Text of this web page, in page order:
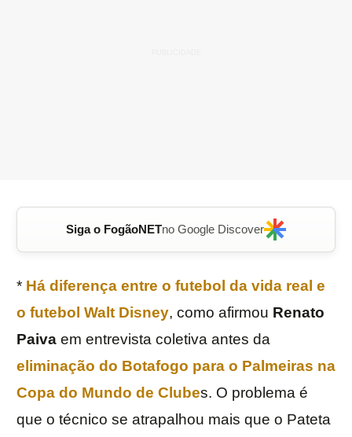
Siga o FogãoNETno Google Discover
* Há diferença entre o futebol da vida real e
o futebol Walt Disney, como afirmou Renato
Paiva em entrevista coletiva antes da
eliminação do Botafogo para o Palmeiras na
Copa do Mundo de Clubes. O problema é
que o técnico se atrapalhou mais que o Pateta